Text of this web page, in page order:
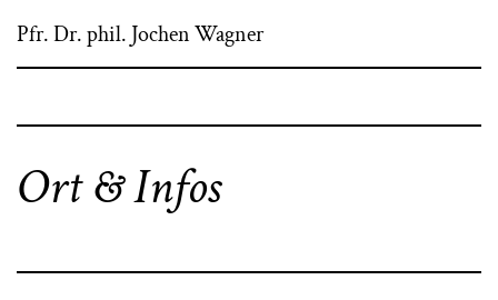
Pfr. Dr. phil. Jochen Wagner
Ort & Infos